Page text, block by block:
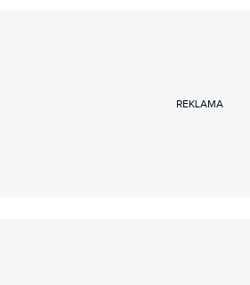
REKLAMA